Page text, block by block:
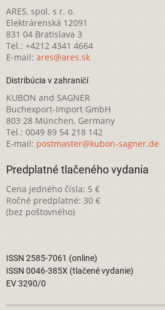
ARES, spol. s r. o.
Elektrárenská 12091
831 04 Bratislava 3
Tel.: +4212 4341 4664
E-mail: ares@ares.sk
Distribúcia v zahraničí
KUBON and SAGNER
Buchexport-Import GmbH
803 28 München, Germany
Tel.: 0049 89 54 218 142
E-mail: postmaster@kubon-sagner.de
Predplatné tlačeného vydania
Cena jedného čísla: 5 €
Ročné predplatné: 30 €
(bez poštovného)
ISSN 2585-7061 (online)
ISSN 0046-385X (tlačené vydanie)
EV 3290/0